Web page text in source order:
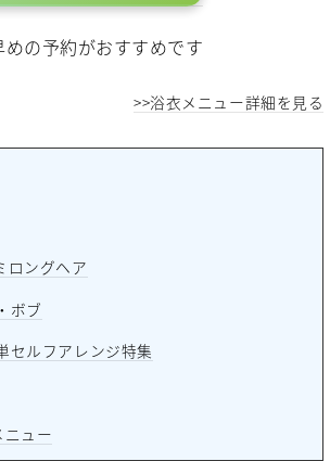
の予約がおすすめです
>>浴衣メニュー詳細を見る
ロングヘア
ボブ
セルフアレンジ特集
ュー